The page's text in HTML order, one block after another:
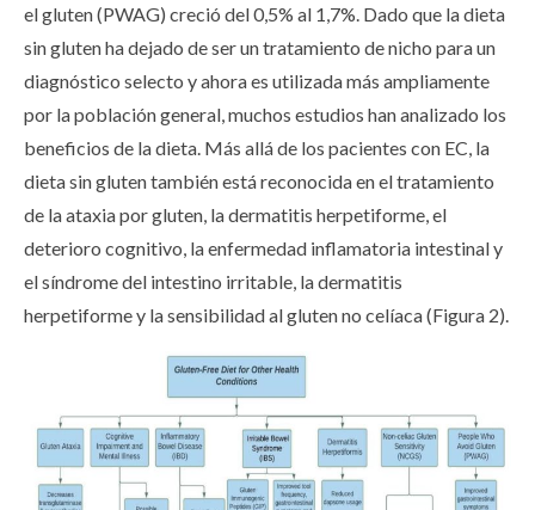
el gluten (PWAG) creció del 0,5% al 1,7%. Dado que la dieta
sin gluten ha dejado de ser un tratamiento de nicho para un
diagnóstico selecto y ahora es utilizada más ampliamente
por la población general, muchos estudios han analizado los
beneficios de la dieta. Más allá de los pacientes con EC, la
dieta sin gluten también está reconocida en el tratamiento
de la ataxia por gluten, la dermatitis herpetiforme, el
deterioro cognitivo, la enfermedad inflamatoria intestinal y
el síndrome del intestino irritable, la dermatitis
herpetiforme y la sensibilidad al gluten no celíaca (Figura 2).